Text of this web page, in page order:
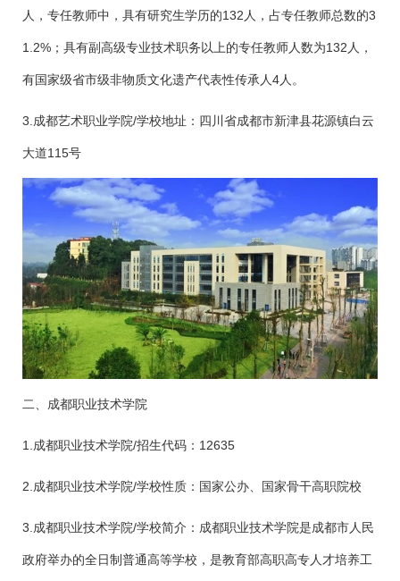
人，专任教师中，具有研究生学历的132人，占专任教师总数的3
1.2%；具有副高级专业技术职务以上的专任教师人数为132人，
有国家级省市级非物质文化遗产代表性传承人4人。
3.成都艺术职业学院/学校地址：四川省成都市新津县花源镇白云
大道115号
二、成都职业技术学院
1.成都职业技术学院/招生代码：12635
2.成都职业技术学院/学校性质：国家公办、国家骨干高职院校
3.成都职业技术学院/学校简介：成都职业技术学院是成都市人民
政府举办的全日制普通高等学校，是教育部高职高专人才培养工